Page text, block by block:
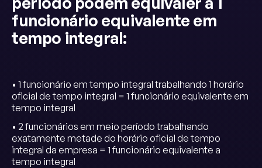
funcionário equivalente em
tempo integral:
• 1 funcionário em tempo integral trabalhando 1 horário
oficial de tempo integral = 1 funcionário equivalente em
tempo integral
• 2 funcionários em meio período trabalhando
exatamente metade do horário oficial de tempo
integral da empresa = 1 funcionário equivalente a
tempo integral